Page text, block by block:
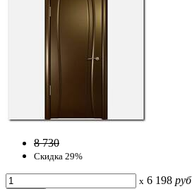
8 730
Скидка 29%
x 6 198 руб